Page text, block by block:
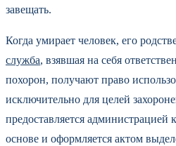
завещать.
Когда умирает человек, его
служба, взявшая на себя
похорон, получают право
исключительно для целей
предоставляется администрацией
основе и оформляется актом